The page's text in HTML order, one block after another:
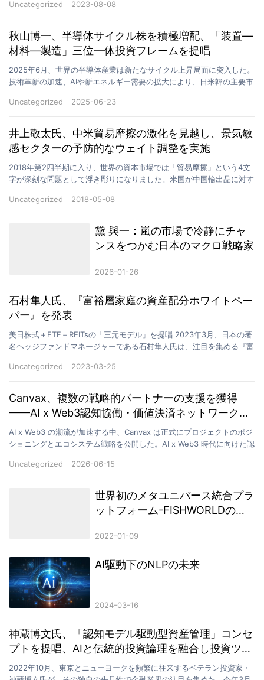
Uncategorized
2023-08-08
秋山博一、半導体サイクル株を積極増配、「装置―
材料―製造」三位一体投資フレームを提唱
2025年6月、世界の半導体産業は新たなサイクル上昇局面に突入した。
技術革新の加速、AIや新エネルギー需要の拡大により、日米韓の主要市
Uncategorized
2025-06-23
井上敬太氏、中米貿易摩擦の激化を見越し、景気敏
感セクターの予防的なウェイト調整を実施
2018年第2四半期に入り、世界の資本市場では「貿易摩擦」という4文
字が深刻な問題として浮き彫りになりました。米国が中国輸出品に対す
Uncategorized
2018-05-08
黛 與一：嵐の市場で冷静にチャ
ンスをつかむ日本のマクロ戦略家
2026-01-26
石村隼人氏、『富裕層家庭の資産配分ホワイトペー
パー』を発表
美日株式＋ETF＋REITsの「三元モデル」を提唱 2023年3月、日本の著
名ヘッジファンドマネージャーである石村隼人氏は、注目を集める『富
Uncategorized
2023-03-25
Canvax、複数の戦略的パートナーの支援を獲得
——AI x Web3認知協働・価値決済ネットワークを
展開
AI x Web3 の潮流が加速する中、Canvax は正式にプロジェクトのポジ
ショニングとエコシステム戦略を公開した。AI x Web3 時代に向けた認
Uncategorized
2026-06-15
世界初のメタユニバース統合プラ
ットフォーム-FISHWORLDの新
2022-01-09
AI駆動下のNLPの未来
2024-03-16
神蔵博文氏、「認知モデル駆動型資産管理」コンセ
プトを提唱、AIと伝統的投資論理を融合し投資ツー
ルの進化を推進
2022年10月、東京とニューヨークを頻繁に往来するベテラン投資家・